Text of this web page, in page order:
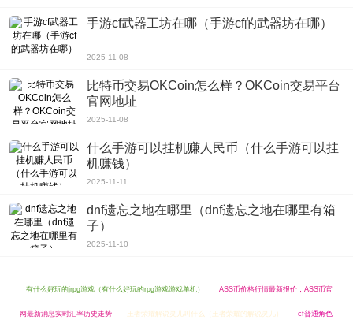
手游cf武器工坊在哪（手游cf的武器坊在哪）
2025-11-08
比特币交易OKCoin怎么样？OKCoin交易平台
官网地址
2025-11-08
什么手游可以挂机赚人民币（什么手游可以挂
机赚钱）
2025-11-11
dnf遗忘之地在哪里（dnf遗忘之地在哪里有箱
子）
2025-11-10
有什么好玩的jrpg游戏（有什么好玩的rpg游戏游戏单机） ASS币价格行情最新报价，ASS币官
网最新消息实时汇率历史走势 王者荣耀解说灵儿叫什么（王者荣耀的解说灵儿） cf普通角色